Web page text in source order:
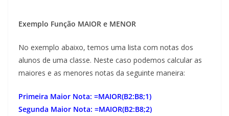
Exemplo Função MAIOR e MENOR
No exemplo abaixo, temos uma lista com notas dos
alunos de uma classe. Neste caso podemos calcular as
maiores e as menores notas da seguinte maneira:
Primeira Maior Nota: =MAIOR(B2:B8;1)
Segunda Maior Nota: =MAIOR(B2:B8;2)